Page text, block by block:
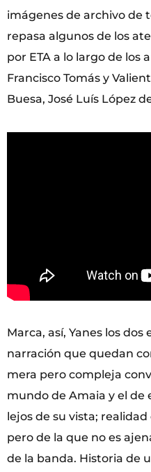
imágenes de archivo de
repasa algunos de los
por ETA a lo largo de los
Francisco Tomás y
Buesa, José Luís López
Marca, así, Yanes los
narración que quedan
mera pero compleja
mundo de Amaia y el de
lejos de su vista;
pero de la que no es
de la banda. Historia de